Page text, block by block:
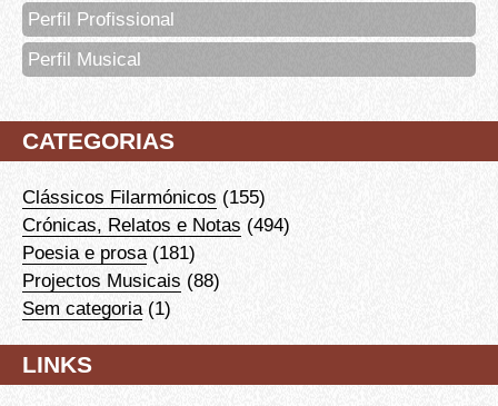
Perfil Profissional
Perfil Musical
CATEGORIAS
Clássicos Filarmónicos (155)
Crónicas, Relatos e Notas (494)
Poesia e prosa (181)
Projectos Musicais (88)
Sem categoria (1)
LINKS